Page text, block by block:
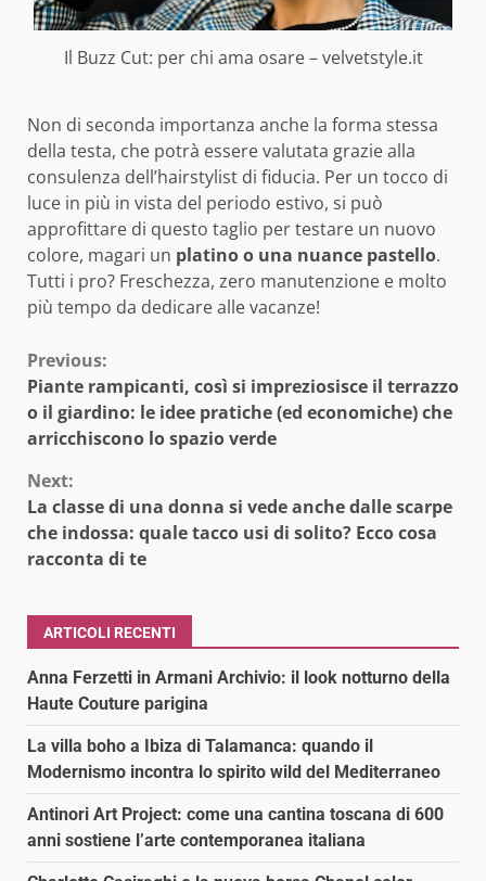
Il Buzz Cut: per chi ama osare – velvetstyle.it
Non di seconda importanza anche la forma stessa
della testa, che potrà essere valutata grazie alla
consulenza dell’hairstylist di fiducia. Per un tocco di
luce in più in vista del periodo estivo, si può
approfittare di questo taglio per testare un nuovo
colore, magari un platino o una nuance pastello.
Tutti i pro? Freschezza, zero manutenzione e molto
più tempo da dedicare alle vacanze!
Continue
Reading
Previous:
Piante rampicanti, così si impreziosisce il terrazzo
o il giardino: le idee pratiche (ed economiche) che
arricchiscono lo spazio verde
Next:
La classe di una donna si vede anche dalle scarpe
che indossa: quale tacco usi di solito? Ecco cosa
racconta di te
ARTICOLI RECENTI
Anna Ferzetti in Armani Archivio: il look notturno della
Haute Couture parigina
La villa boho a Ibiza di Talamanca: quando il
Modernismo incontra lo spirito wild del Mediterraneo
Antinori Art Project: come una cantina toscana di 600
anni sostiene l’arte contemporanea italiana